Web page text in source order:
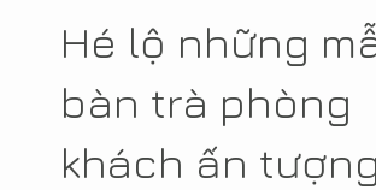
Hé lộ những
bàn trà phòng
khách ấn tượng